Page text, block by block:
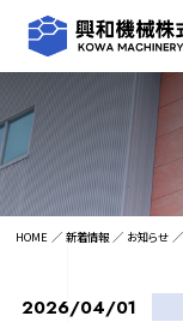
HOME 新着情報 お知らせ
2026/04/01